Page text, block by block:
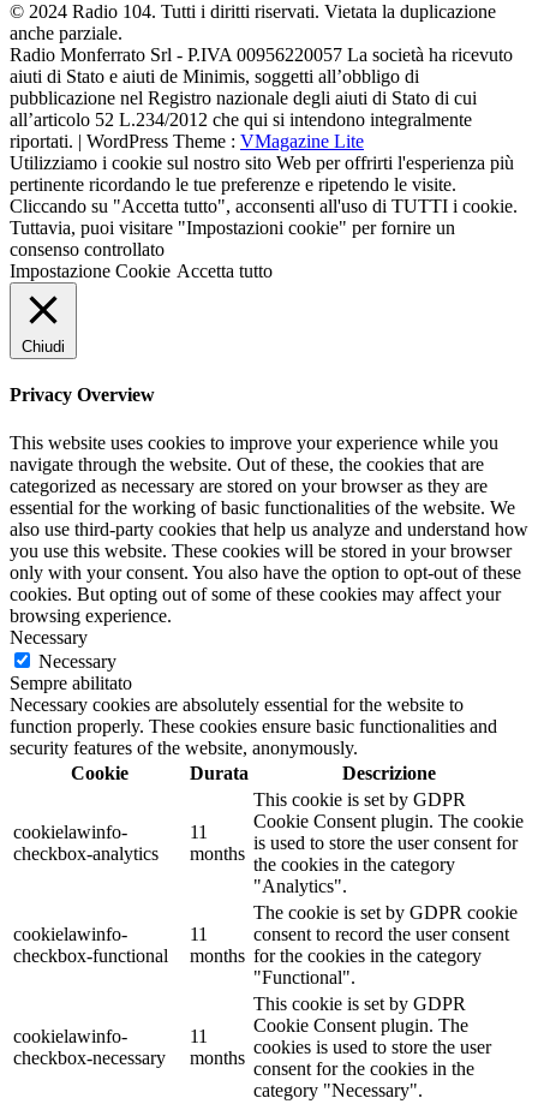
© 2024 Radio 104. Tutti i diritti riservati. Vietata la duplicazione
anche parziale.
Radio Monferrato Srl - P.IVA 00956220057 La società ha ricevuto
aiuti di Stato e aiuti de Minimis, soggetti all’obbligo di
pubblicazione nel Registro nazionale degli aiuti di Stato di cui
all’articolo 52 L.234/2012 che qui si intendono integralmente
riportati. | WordPress Theme : VMagazine Lite
Utilizziamo i cookie sul nostro sito Web per offrirti l'esperienza più
pertinente ricordando le tue preferenze e ripetendo le visite.
Cliccando su "Accetta tutto", acconsenti all'uso di TUTTI i cookie.
Tuttavia, puoi visitare "Impostazioni cookie" per fornire un
consenso controllato
Impostazione Cookie Accetta tutto
Chiudi
Privacy Overview
This website uses cookies to improve your experience while you
navigate through the website. Out of these, the cookies that are
categorized as necessary are stored on your browser as they are
essential for the working of basic functionalities of the website. We
also use third-party cookies that help us analyze and understand how
you use this website. These cookies will be stored in your browser
only with your consent. You also have the option to opt-out of these
cookies. But opting out of some of these cookies may affect your
browsing experience.
Necessary
Necessary
Sempre abilitato
Necessary cookies are absolutely essential for the website to
function properly. These cookies ensure basic functionalities and
security features of the website, anonymously.
Cookie
Durata Descrizione
cookielawinfo-
checkbox-analytics
11
months
This cookie is set by GDPR
Cookie Consent plugin. The cookie
is used to store the user consent for
the cookies in the category
"Analytics".
cookielawinfo-
checkbox-functional
11
months
The cookie is set by GDPR cookie
consent to record the user consent
for the cookies in the category
"Functional".
cookielawinfo-
checkbox-necessary
11
months
This cookie is set by GDPR
Cookie Consent plugin. The
cookies is used to store the user
consent for the cookies in the
category "Necessary".